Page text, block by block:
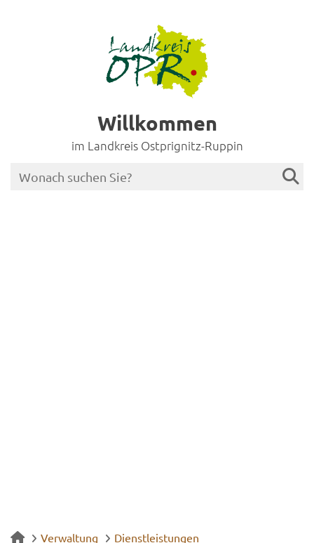
Willkommen
im Landkreis Ostprignitz-Ruppin
Verwaltung Dienstleistungen